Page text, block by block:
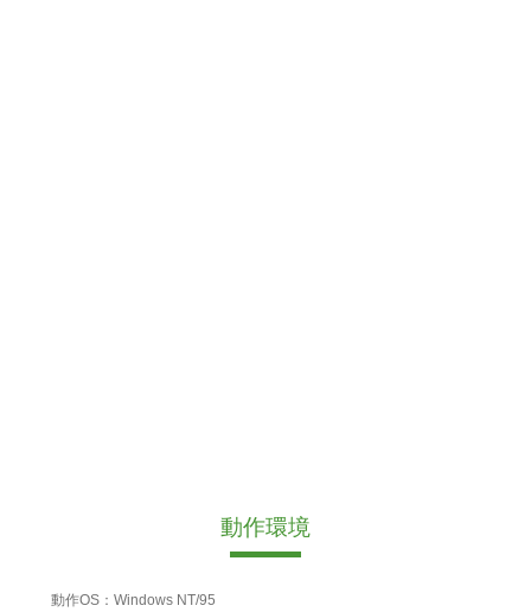
動作環境
動作OS：Windows NT/95